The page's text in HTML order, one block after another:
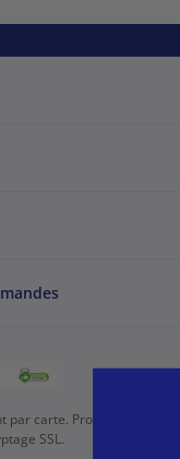
par carte. Protection
SSL.